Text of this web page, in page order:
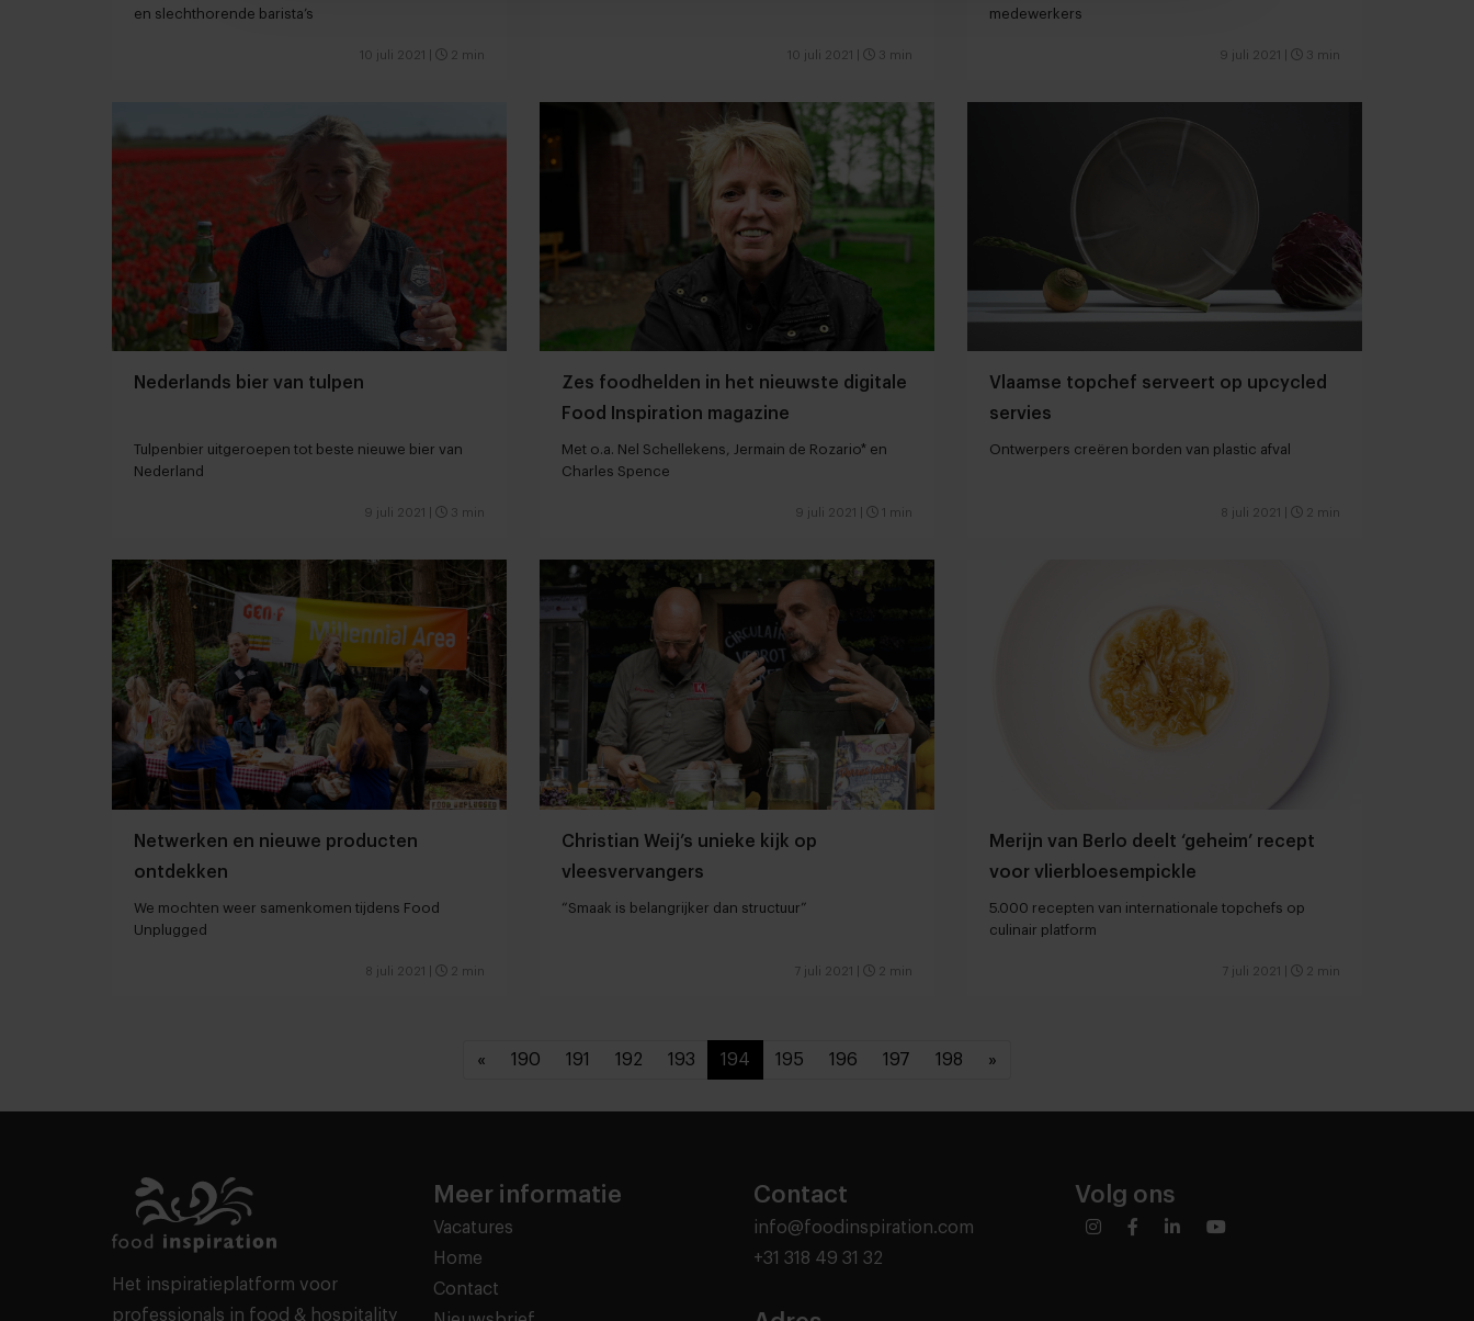
en slechthorende barista’s
10 juli 2021 2 min 10 juli 2021 3 min
medewerkers
9 juli 2021 3 min
Nederlands bier van tulpen
Tulpenbier uitgeroepen tot beste nieuwe bier van
Nederland
9 juli 2021 3 min
Zes foodhelden in het nieuwste digitale
Food Inspiration magazine
Met o.a. Nel Schellekens, Jermain de Rozario* en
Charles Spence
9 juli 2021 1 min
Vlaamse topchef serveert op upcycled
servies
Ontwerpers creëren borden van plastic afval
8 juli 2021 2 min
Netwerken en nieuwe producten
ontdekken
We mochten weer samenkomen tijdens Food
Unplugged
8 juli 2021 2 min
Christian Weij’s unieke kijk op
vleesvervangers
“Smaak is belangrijker dan structuur”
7 juli 2021 2 min
Merijn van Berlo deelt ‘geheim’ recept
voor vlierbloesempickle
5.000 recepten van internationale topchefs op
culinair platform
7 juli 2021 2 min
« 190 191 192 193 194 195 196 197 198 »
Het inspiratieplatform voor
professionals in food & hospitality
Meer informatie
Vacatures
Home
Contact
Contact
info@foodinspiration.com
+31 318 49 31 32
Volg ons